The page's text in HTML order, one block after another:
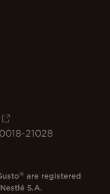
21028
® are registered
S.A.